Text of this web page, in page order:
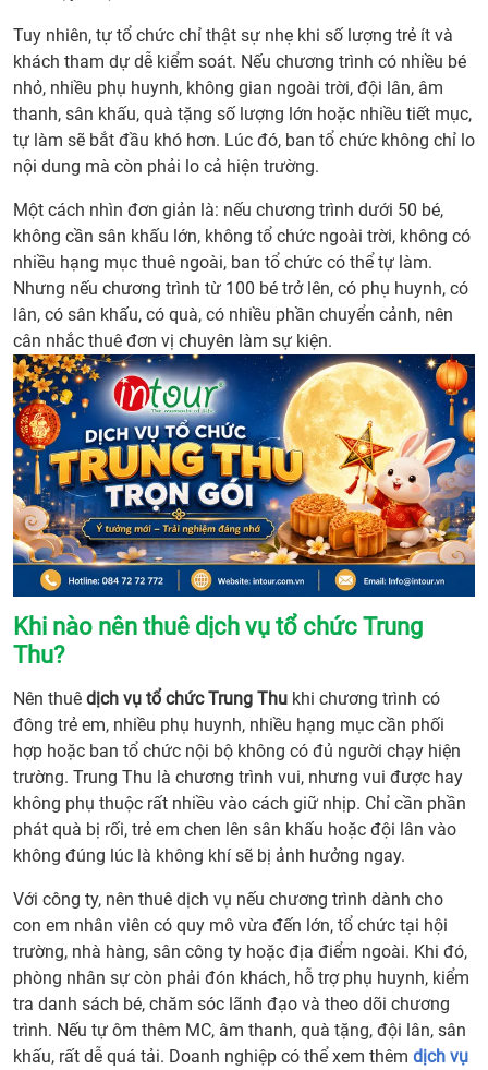
Tuy nhiên, tự tổ chức chỉ thật sự nhẹ khi số lượng trẻ ít và
khách tham dự dễ kiểm soát. Nếu chương trình có nhiều bé
nhỏ, nhiều phụ huynh, không gian ngoài trời, đội lân, âm
thanh, sân khấu, quà tặng số lượng lớn hoặc nhiều tiết mục,
tự làm sẽ bắt đầu khó hơn. Lúc đó, ban tổ chức không chỉ lo
nội dung mà còn phải lo cả hiện trường.
Một cách nhìn đơn giản là: nếu chương trình dưới 50 bé,
không cần sân khấu lớn, không tổ chức ngoài trời, không có
nhiều hạng mục thuê ngoài, ban tổ chức có thể tự làm.
Nhưng nếu chương trình từ 100 bé trở lên, có phụ huynh, có
lân, có sân khấu, có quà, có nhiều phần chuyển cảnh, nên
cân nhắc thuê đơn vị chuyên làm sự kiện.
Khi nào nên thuê dịch vụ tổ chức Trung
Thu?
Nên thuê dịch vụ tổ chức Trung Thu khi chương trình có
đông trẻ em, nhiều phụ huynh, nhiều hạng mục cần phối
hợp hoặc ban tổ chức nội bộ không có đủ người chạy hiện
trường. Trung Thu là chương trình vui, nhưng vui được hay
không phụ thuộc rất nhiều vào cách giữ nhịp. Chỉ cần phần
phát quà bị rối, trẻ em chen lên sân khấu hoặc đội lân vào
không đúng lúc là không khí sẽ bị ảnh hưởng ngay.
Với công ty, nên thuê dịch vụ nếu chương trình dành cho
con em nhân viên có quy mô vừa đến lớn, tổ chức tại hội
trường, nhà hàng, sân công ty hoặc địa điểm ngoài. Khi đó,
phòng nhân sự còn phải đón khách, hỗ trợ phụ huynh, kiểm
tra danh sách bé, chăm sóc lãnh đạo và theo dõi chương
trình. Nếu tự ôm thêm MC, âm thanh, quà tặng, đội lân, sân
khấu, rất dễ quá tải. Doanh nghiệp có thể xem thêm dịch vụ